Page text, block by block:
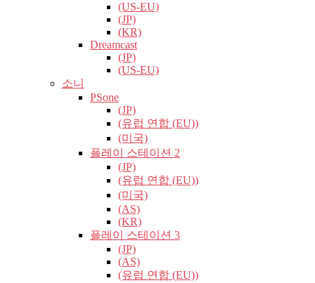
(US-EU)
(JP)
(KR)
Dreamcast
(JP)
(US-EU)
소니
PSone
(JP)
(유럽​​ 연합 (EU))
(미국)
플레이 스테이션 2
(JP)
(유럽​​ 연합 (EU))
(미국)
(AS)
(KR)
플레이 스테이션 3
(JP)
(AS)
(유럽​​ 연합 (EU))